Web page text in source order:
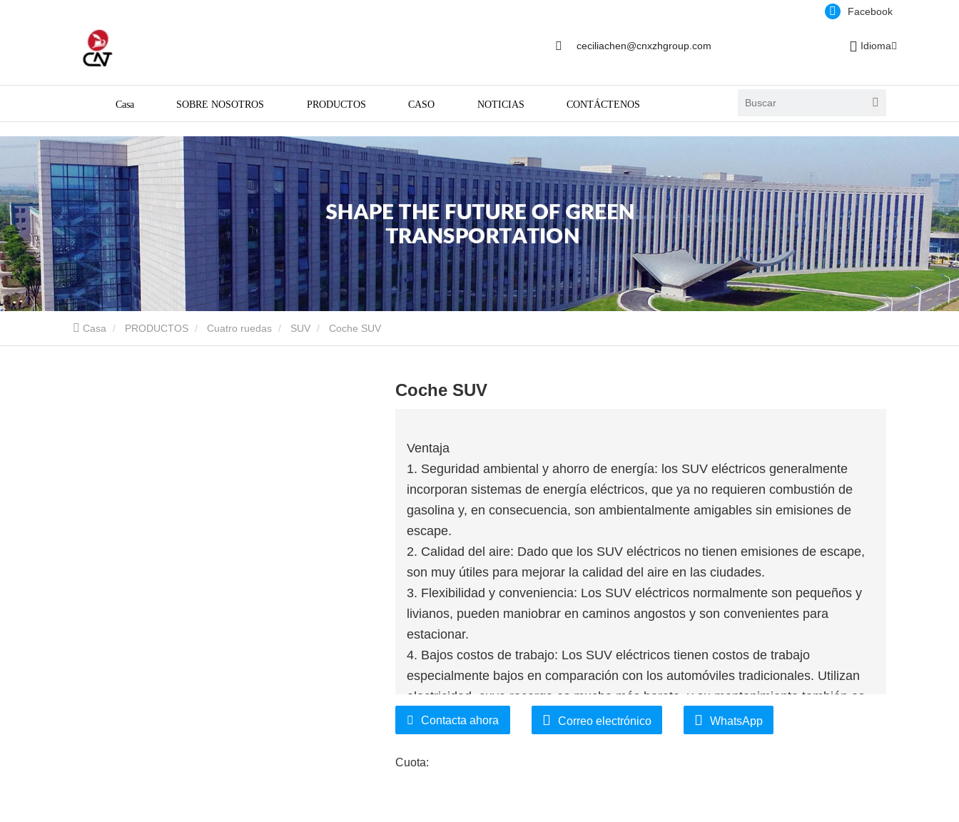
Facebook
ceciliachen@cnxzhgroup.com Idioma
Casa SOBRE NOSOTROS PRODUCTOS CASO NOTICIAS CONTÁCTENOS
Casa PRODUCTOS Cuatro ruedas SUV Coche SUV
Coche SUV
Ventaja
1. Seguridad ambiental y ahorro de energía: los SUV eléctricos generalmente
incorporan sistemas de energía eléctricos, que ya no requieren combustión de
gasolina y, en consecuencia, son ambientalmente amigables sin emisiones de
escape.
2. Calidad del aire: Dado que los SUV eléctricos no tienen emisiones de escape,
son muy útiles para mejorar la calidad del aire en las ciudades.
3. Flexibilidad y conveniencia: Los SUV eléctricos normalmente son pequeños y
livianos, pueden maniobrar en caminos angostos y son convenientes para
estacionar.
4. Bajos costos de trabajo: Los SUV eléctricos tienen costos de trabajo
especialmente bajos en comparación con los automóviles tradicionales. Utilizan
electricidad, cuya recarga es mucho más barata, y su mantenimiento también es
menos costoso.
Contacta ahora Correo electrónico WhatsApp
Cuota: